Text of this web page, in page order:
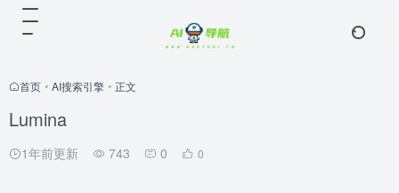
首页 • AI搜索引擎 • 正文
Lumina
1年前更新 743 0 0